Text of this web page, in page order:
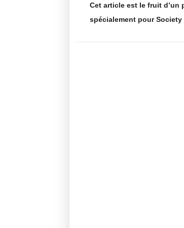
Cet article est le fruit d’un
spécialement pour